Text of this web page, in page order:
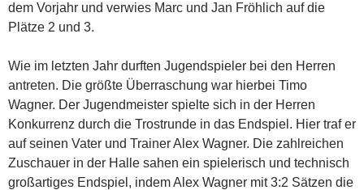
dem Vorjahr und verwies Marc und Jan Fröhlich auf die
Plätze 2 und 3.
Wie im letzten Jahr durften Jugendspieler bei den Herren
antreten. Die größte Überraschung war hierbei Timo
Wagner. Der Jugendmeister spielte sich in der Herren
Konkurrenz durch die Trostrunde in das Endspiel. Hier traf er
auf seinen Vater und Trainer Alex Wagner. Die zahlreichen
Zuschauer in der Halle sahen ein spielerisch und technisch
großartiges Endspiel, indem Alex Wagner mit 3:2 Sätzen die